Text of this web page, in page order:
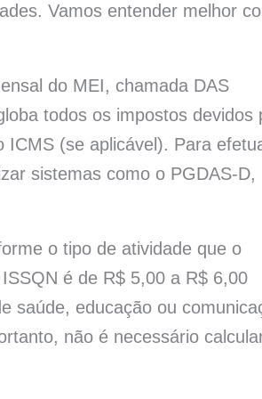
Vamos entender melhor
do MEI, chamada DAS
todos os impostos devidos
(se aplicável). Para
sistemas como o PGDAS-D,
o tipo de atividade que o
é de R$ 5,00 a R$ 6,00
saúde, educação ou
não é necessário